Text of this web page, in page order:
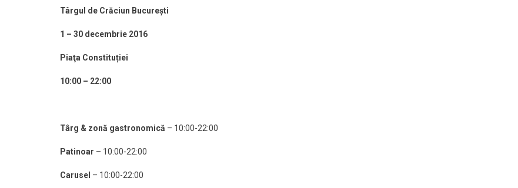
Târgul de Crăciun București
1 – 30 decembrie 2016
Piaţa Constituției
10:00 – 22:00
Târg & zonă gastronomică – 10:00-22:00
Patinoar – 10:00-22:00
Carusel – 10:00-22:00